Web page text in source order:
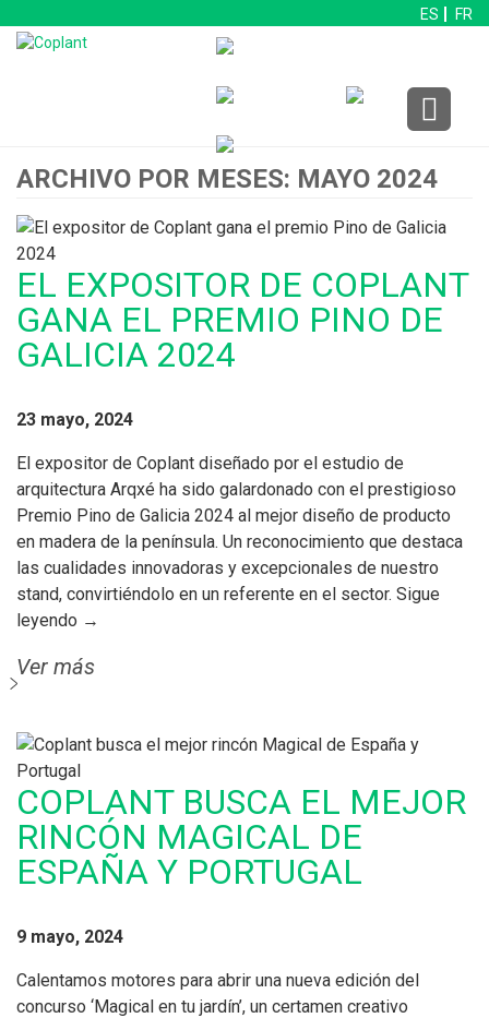
ES FR
ARCHIVO POR MESES: MAYO 2024
EL EXPOSITOR DE COPLANT
GANA EL PREMIO PINO DE
GALICIA 2024
23 mayo, 2024
El expositor de Coplant diseñado por el estudio de
arquitectura Arqxé ha sido galardonado con el prestigioso
Premio Pino de Galicia 2024 al mejor diseño de producto
en madera de la península. Un reconocimiento que destaca
las cualidades innovadoras y excepcionales de nuestro
stand, convirtiéndolo en un referente en el sector. Sigue
leyendo →
Ver más
COPLANT BUSCA EL MEJOR
RINCÓN MAGICAL DE
ESPAÑA Y PORTUGAL
9 mayo, 2024
Calentamos motores para abrir una nueva edición del
concurso ‘Magical en tu jardín’, un certamen creativo